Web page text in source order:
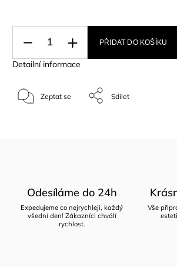
PŘIDAT DO KOŠÍKU
Detailní informace
Zeptat se Sdílet
Odesíláme do 24h
Expedujeme co nejrychleji, každý
všední den! Zákazníci chválí
rychlost.
Vše